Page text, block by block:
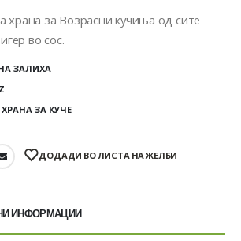
храна за Возрасни кучиња од сите
во сос.
ЗАЛИХА
ЗА КУЧЕ
ДОДАДИ ВО ЛИСТА НА ЖЕЛБИ
ИНФОРМАЦИИ